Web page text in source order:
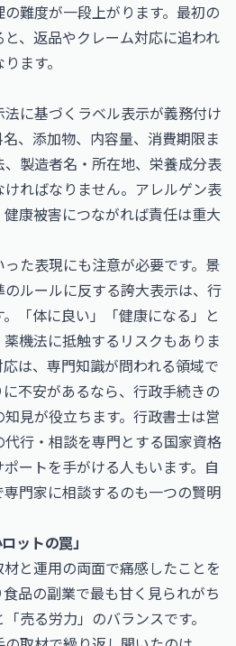
難度が一段上がります。最初の
、返品やクレーム対応に追われ
ます。
に基づくラベル表示が義務付け
、添加物、内容量、消費期限ま
製造者名・所在地、栄養成分表
ればなりません。アレルゲン表
康被害につながれば責任は重大
った表現にも注意が必要です。景
ルールに反する誇大表示は、行
「体に良い」「健康になる」と
機法に抵触するリスクもありま
は、専門知識が問われる領域で
不安があるなら、行政手続きの
知見が役立ちます。行政書士は営
行・相談を専門とする国家資格
ートを手がける人もいます。自
門家に相談するのも一つの賢明
ットの罠」
と運用の両面で痛感したことを
品の副業で最も甘く見られがち
売る労力」のバランスです。